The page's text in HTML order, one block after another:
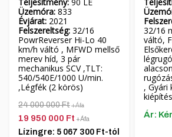
Français
Русский
српски
Üzemóra: 833
Évjárat: 2021
Felszereltség: 32/16
PowrReverser Hi-Lo 40
km/h váltó , MFWD mellső
merev híd, 3 pár
mechanikus SCV ,TLT:
540/540E/1000 U/min.
,Légfék (2 körös)
24 000 000 Ft+Áfa
19 950 000 Ft +Áfa
Lízingre: 5 067 300 Ft-tól
32/16
váltó,
, Gyári
Ár: